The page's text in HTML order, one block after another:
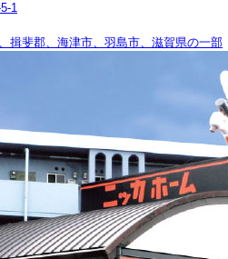
1
揖斐郡、海津市、羽島市、滋賀県の一部